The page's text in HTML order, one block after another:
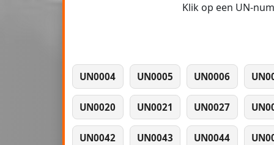
Klik op een UN-
UN0004 UN0005 UN0006
UN0020 UN0021 UN0027
UN0042 UN0043 UN0044